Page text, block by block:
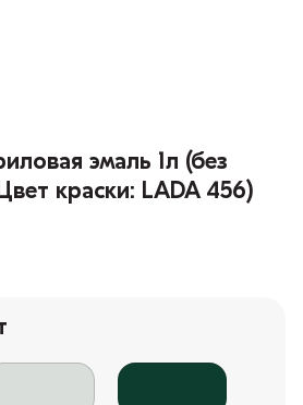
эмаль 1л (без
краски: LADA 456)